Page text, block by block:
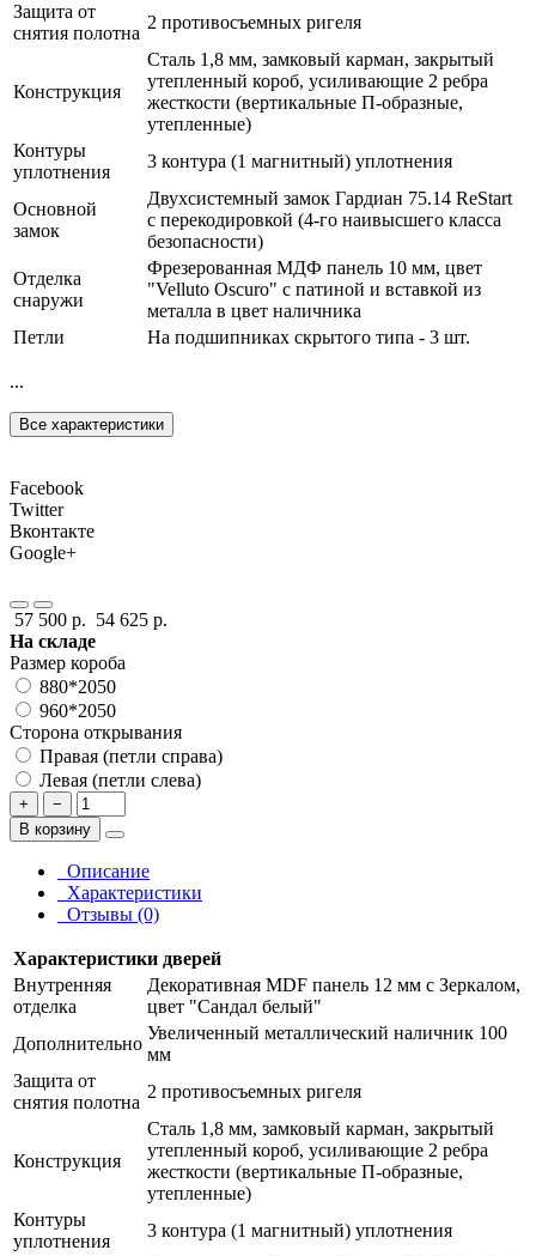
Защита от
снятия полотна
2 противосъемных ригеля
Конструкция
Сталь 1,8 мм, замковый карман, закрытый
утепленный короб, усиливающие 2 ребра
жесткости (вертикальные П-образные,
утепленные)
Контуры
уплотнения
3 контура (1 магнитный) уплотнения
Основной
замок
Двухсистемный замок Гардиан 75.14 ReStart
с перекодировкой (4-го наивысшего класса
безопасности)
Отделка
снаружи
Фрезерованная МДФ панель 10 мм, цвет
"Velluto Oscuro" с патиной и вставкой из
металла в цвет наличника
Петли
На подшипниках скрытого типа - 3 шт.
...
Все характеристики
Facebook
Twitter
Вконтакте
Google+
57 500 р. 54 625 р.
На складе
Размер короба
880*2050
960*2050
Сторона открывания
Правая (петли справа)
Левая (петли слева)
+
−
В корзину
Описание
Характеристики
Отзывы (0)
Характеристики дверей
Внутренняя
отделка
Декоративная MDF панель 12 мм с Зеркалом,
цвет "Сандал белый"
Дополнительно
Увеличенный металлический наличник 100
мм
Защита от
снятия полотна
2 противосъемных ригеля
Конструкция
Сталь 1,8 мм, замковый карман, закрытый
утепленный короб, усиливающие 2 ребра
жесткости (вертикальные П-образные,
утепленные)
Контуры
уплотнения
3 контура (1 магнитный) уплотнения